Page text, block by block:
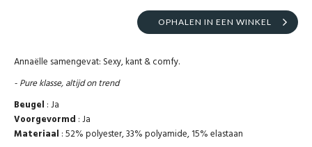
OPHALEN IN EEN WINKEL
Annaëlle samengevat: Sexy, kant & comfy.
- Pure klasse, altijd on trend
Beugel : Ja
Voorgevormd : Ja
Materiaal : 52% polyester, 33% polyamide, 15% elastaan